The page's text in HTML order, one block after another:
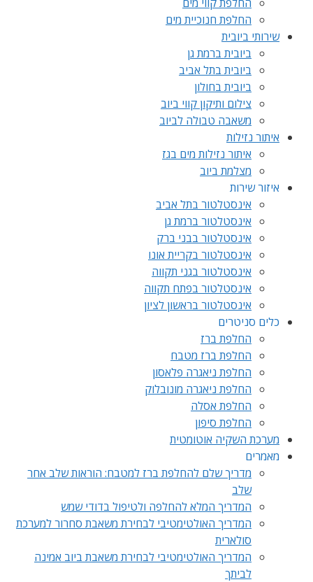
החלפת חנוכיית מים
שירותי ביובית
ביובית ברמת גן
ביובית בתל אביב
ביובית בחולון
צילום ותיקון קווי ביוב
משאבה טבולה לביוב
איתור נזילות
איתור נזילות מים בגז
מצלמת ביוב
איזור שירות
אינסטלטור בתל אביב
אינסטלטור ברמת גן
אינסטלטור בבני ברק
אינסטלטור בקריית אונו
אינסטלטור בגני תקווה
אינסטלטור בפתח תקווה
אינסטלטור בראשון לציון
כלים סניטרים
החלפת ברז
החלפת ברז מטבח
החלפת ניאגרה פלאסון
החלפת ניאגרה מונובלוק
החלפת אסלה
החלפת סיפון
מערכת השקיה אוטומטית
מאמרים
מדריך שלם להחלפת ברז למטבח: הוראות שלב אחר
שלב
המדריך המלא להחלפה ולטיפול בדודי שמש
המדריך האולטימטיבי לבחירת משאבת סחרור למערכת
סולארית
המדריך האולטימטיבי לבחירת משאבת ביוב אמינה
לביתך